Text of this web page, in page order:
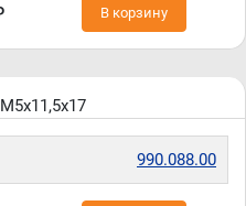
В корзину
990.088.00